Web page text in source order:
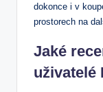
dokonce i v
prostorech na
Jaké
uživatelé